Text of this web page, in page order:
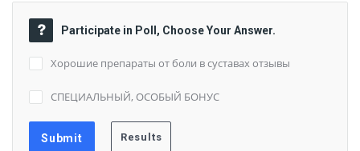
Participate in Poll, Choose Your Answer.
Хорошие препараты от боли в суставах отзывы
СПЕЦИАЛЬНЫЙ, ОСОБЫЙ БОНУС